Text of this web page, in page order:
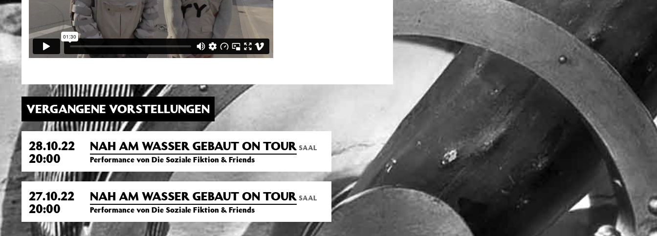
VERGANGENE VORSTELLUNGEN
28.10.22
20:00
NAH AM WASSER GEBAUT ON TOUR SAAL
Performance von Die Soziale Fiktion & Friends
27.10.22
20:00
NAH AM WASSER GEBAUT ON TOUR SAAL
Performance von Die Soziale Fiktion & Friends